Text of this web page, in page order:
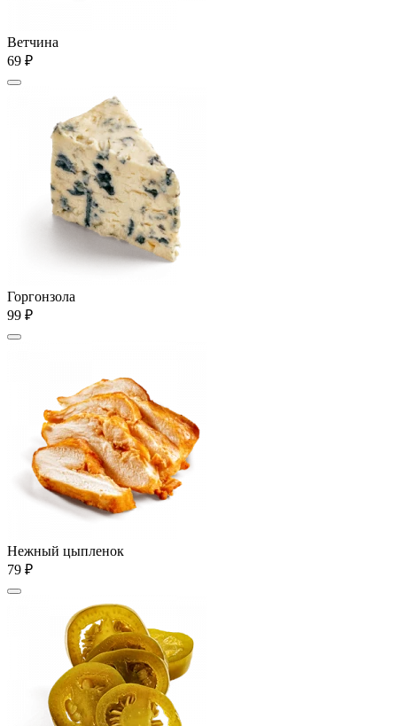
Ветчина
69 ₽
Горгонзола
99 ₽
Нежный цыпленок
79 ₽